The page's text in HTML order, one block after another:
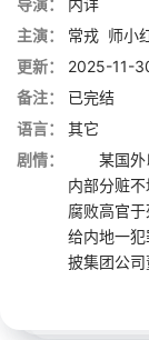
主演：
常戎 师小
更新：
2025-11-
备注：
已完结
语言：
其它
剧情：
某国外以
内部分赃
腐败高官
给内地一
披集团公